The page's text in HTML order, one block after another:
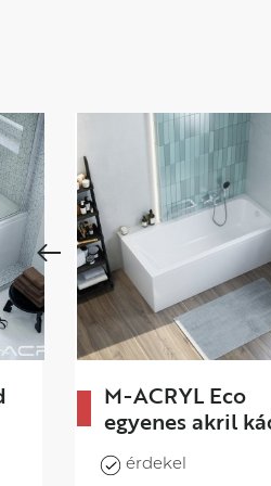
M-ACRYL Eco
egyenes akril
Méretek:
150x70 cm 150 L
érdekel